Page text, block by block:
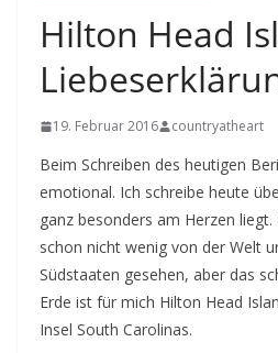
Hilton Head
19. Februar 2016 countryatheart
Beim Schreiben des heutigen
emotional. Ich schreibe heute
ganz besonders am Herzen
schon nicht wenig von der Welt
Südstaaten gesehen, aber das
Erde ist für mich Hilton Head
Insel South Carolinas.